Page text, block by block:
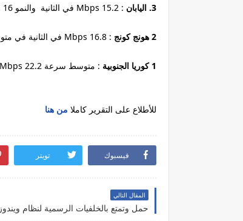
3. اليابان : 15.2 Mbps في الثانية والنمو 16 ٪ متوسط ​​سرعة مقارنة بالعام السابق .
2 هونج كونج : 16.8 Mbps في الثانية في متوسط ​​السرعة وزيادة بنسبة 37 ٪ مقارنة مع العام الماضي .
1 كوريا الجنوبية : متوسط ​​سرعة 22.2 Mbps في الثانية ، أي بزيادة قدرها 1.6 ٪ عن العام الماضي .
للأطلاع على التقرير كاملا من هنا
فيسبوك تويتر
المقال التالي
حمل وتمتع بالخلفيات الرسمية لنظام ويندوز 10 بدقة عالية